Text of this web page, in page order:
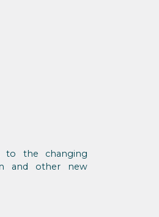
to the changing
and other new